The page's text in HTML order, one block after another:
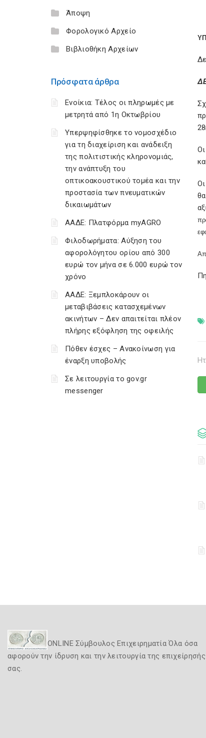
Άποψη
Φορολογικό Αρχείο
Βιβλιοθήκη Αρχείων
Πρόσφατα άρθρα
Ενοίκια: Τέλος οι πληρωμές με
μετρητά από 1η Οκτωβρίου
Υπερψηφίσθηκε το νομοσχέδιο
για τη διαχείριση και ανάδειξη
της πολιτιστικής κληρονομιάς,
την ανάπτυξη του
οπτικοακουστικού τομέα και την
προστασία των πνευματικών
δικαιωμάτων
ΑΑΔΕ: Πλατφόρμα myAGRO
Φιλοδωρήματα: Αύξηση του
αφορολόγητου ορίου από 300
ευρώ τον μήνα σε 6.000 ευρώ τον
χρόνο
ΑΑΔΕ: Ξεμπλοκάρουν οι
μεταβιβάσεις κατασχεμένων
ακινήτων – Δεν απαιτείται πλέον
πλήρης εξόφληση της οφειλής
Πόθεν έσχες – Ανακοίνωση για
έναρξη υποβολής
Σε λειτουργία το gov.gr
messenger
ONLINE Σύμβουλος Επιχειρηματία Όλα όσα
αφορούν την ίδρυση και την λειτουργία της επιχείρησής
σας.